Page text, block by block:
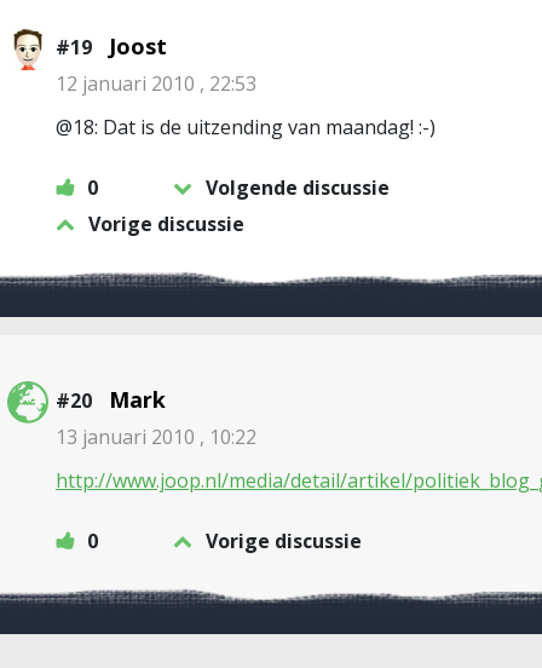
#19 Joost
12 januari 2010 , 22:53
@18: Dat is de uitzending van maandag! :-)
0
Volgende discussie
Vorige discussie
#20 Mark
13 januari 2010 , 10:22
http://www.joop.nl/media/detail/artikel/
0 Vorige discussie